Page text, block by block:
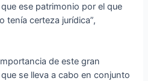
ese patrimonio por el que
tenía certeza jurídica”,
de este gran
se lleva a cabo en conjunto